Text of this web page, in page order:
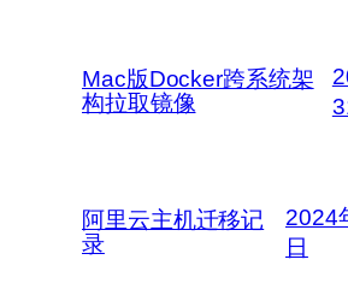
Mac版Docker跨系统架
构拉取镜像
阿里云主机迁移记
录
2024
日